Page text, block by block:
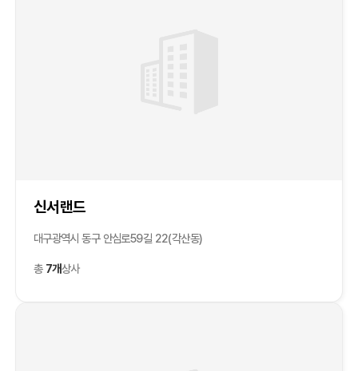
신서랜드
대구광역시 동구 안심로59길 22(각산동)
총 7개상사